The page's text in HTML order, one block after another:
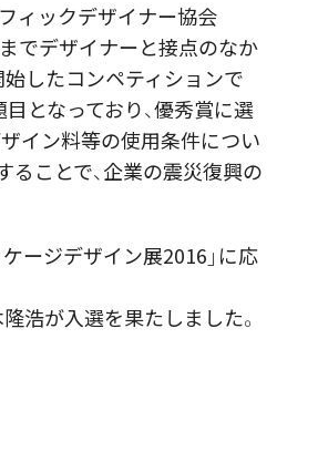
ィックデザイナー協会
までデザイナーと接点のなか
したコンペティションで
となっており、優秀賞に選
イン料等の使用条件につい
ことで、企業の震災復興の
ージデザイン展2016」に応
浩が入選を果たしました。